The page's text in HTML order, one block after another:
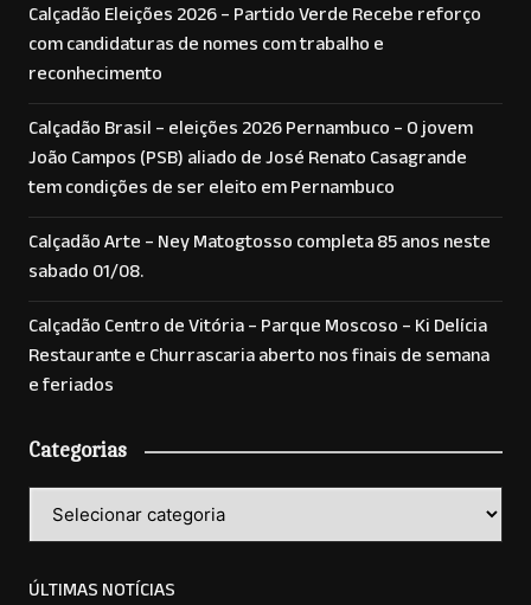
Calçadão Eleições 2026 – Partido Verde Recebe reforço
com candidaturas de nomes com trabalho e
reconhecimento
Calçadão Brasil – eleições 2026 Pernambuco – O jovem
João Campos (PSB) aliado de José Renato Casagrande
tem condições de ser eleito em Pernambuco
Calçadão Arte – Ney Matogtosso completa 85 anos neste
sabado 01/08.
Calçadão Centro de Vitória – Parque Moscoso – Ki Delícia
Restaurante e Churrascaria aberto nos finais de semana
e feriados
Categorias
Categorias
ÚLTIMAS NOTÍCIAS